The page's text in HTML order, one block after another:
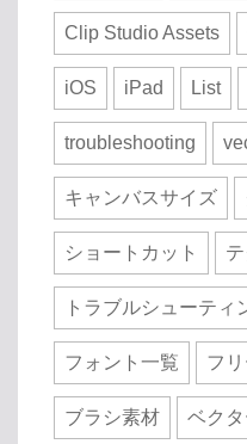
Clip Studio Assets
iOS iPad List
troubleshooting
キャンバスサイズ
ショートカット
トラブルシューティ
フォント一覧 フ
ブラシ素材 ベク